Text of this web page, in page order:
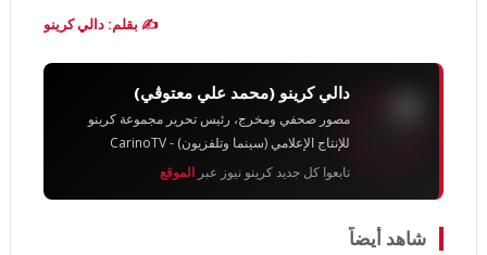
✍️ بقلم: دالي كرينو
دالي كرينو (محمد علي معتوڨي)
مصور صحفي ومخرج، رئيس تحرير مجموعة كرينو
للإنتاج الإعلامي (سينما وتلفزيون) - CarinoTV
تابعوا كل جديد كرينو نيوز عبر الموقع
شاهد أيضاً